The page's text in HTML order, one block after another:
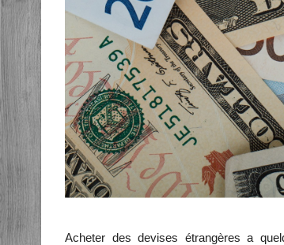
Acheter des devises étrangères a